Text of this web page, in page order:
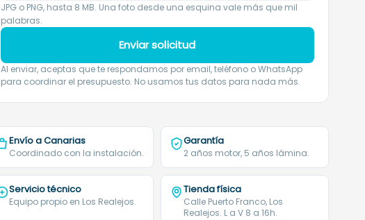
JPG o PNG, hasta 8 MB. Una foto desde una esquina vale más que mil
palabras.
Enviar solicitud
Al enviar, aceptas que te respondamos por email, teléfono o WhatsApp
para coordinar el presupuesto. No usamos tus datos para nada más.
Envío a Canarias
Coordinado con la instalación.
Garantía
2 años motor, 5 años lámina.
Servicio técnico
Equipo propio en Los Realejos.
Tienda física
Calle Puerto Franco, Los
Realejos. L a V 8 a 16h.